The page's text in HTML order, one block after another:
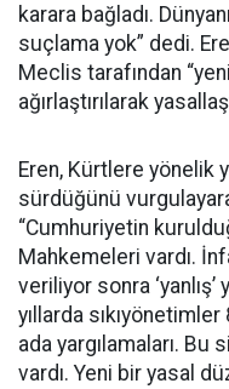
karara bağladı.
suçlama yok” dedi.
Meclis tarafından
ağırlaştırılarak
Eren, Kürtlere yönelik
sürdüğünü
“Cumhuriyetin
Mahkemeleri vardı.
veriliyor sonra ‘yanlış’
yıllarda sıkıyönetimler
ada yargılamaları.
vardı. Yeni bir yasal